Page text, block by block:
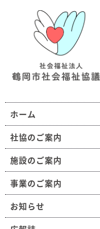
ホーム
社協のご案内
社協について
織図・沿革
施設のご案内
1学区
3学区
4学区
5学区
山
浦
事業のご案内
域の福祉活動支援
ランティア活動支援
齢者や障害のある方への支援
護保険サービス
がい福祉サービス
金活動
お知らせ
業所情報
種様式
ラセンだより